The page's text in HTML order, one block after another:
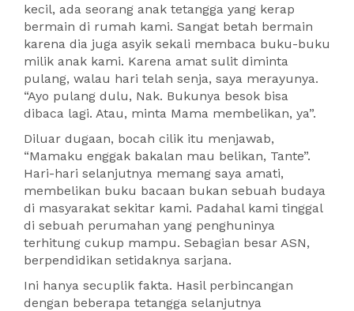
kecil, ada seorang anak tetangga yang kerap
bermain di rumah kami. Sangat betah bermain
karena dia juga asyik sekali membaca buku-buku
milik anak kami. Karena amat sulit diminta
pulang, walau hari telah senja, saya merayunya.
“Ayo pulang dulu, Nak. Bukunya besok bisa
dibaca lagi. Atau, minta Mama membelikan, ya”.
Diluar dugaan, bocah cilik itu menjawab,
“Mamaku enggak bakalan mau belikan, Tante”.
Hari-hari selanjutnya memang saya amati,
membelikan buku bacaan bukan sebuah budaya
di masyarakat sekitar kami. Padahal kami tinggal
di sebuah perumahan yang penghuninya
terhitung cukup mampu. Sebagian besar ASN,
berpendidikan setidaknya sarjana.
Ini hanya secuplik fakta. Hasil perbincangan
dengan beberapa tetangga selanjutnya